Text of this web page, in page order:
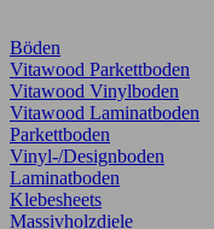
Böden
Vitawood Parkettboden
Vitawood Vinylboden
Vitawood Laminatboden
Parkettboden
Vinyl-/Designboden
Laminatboden
Klebesheets
Massivholzdiele